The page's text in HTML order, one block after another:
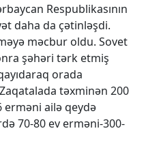
Respublikasının
daha da çətinləşdi.
məcbur oldu. Sovet
şəhəri tərk etmiş
orada
təxminən 200
erməni ailə qeydə
70-80 ev erməni-300-